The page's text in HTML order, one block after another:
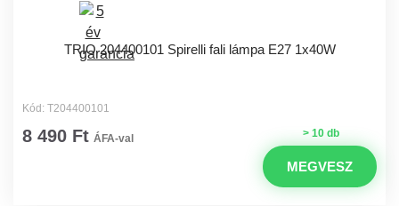
TRIO 204400101 Spirelli fali lámpa E27 1x40W
Kód: T204400101
> 10 db
8 490 Ft ÁFA-val
MEGVESZ